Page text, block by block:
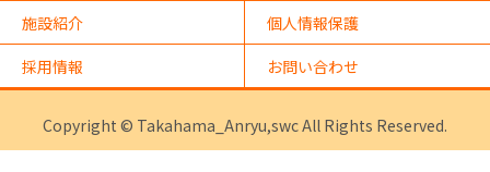
施設紹介
個人情報保護
採用情報
お問い合わせ
Copyright © Takahama_Anryu,swc All Rights Reserved.